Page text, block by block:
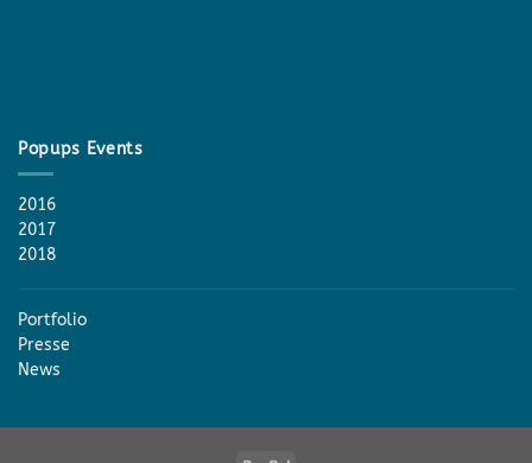
Popups Events
2016
2017
2018
Portfolio
Presse
News